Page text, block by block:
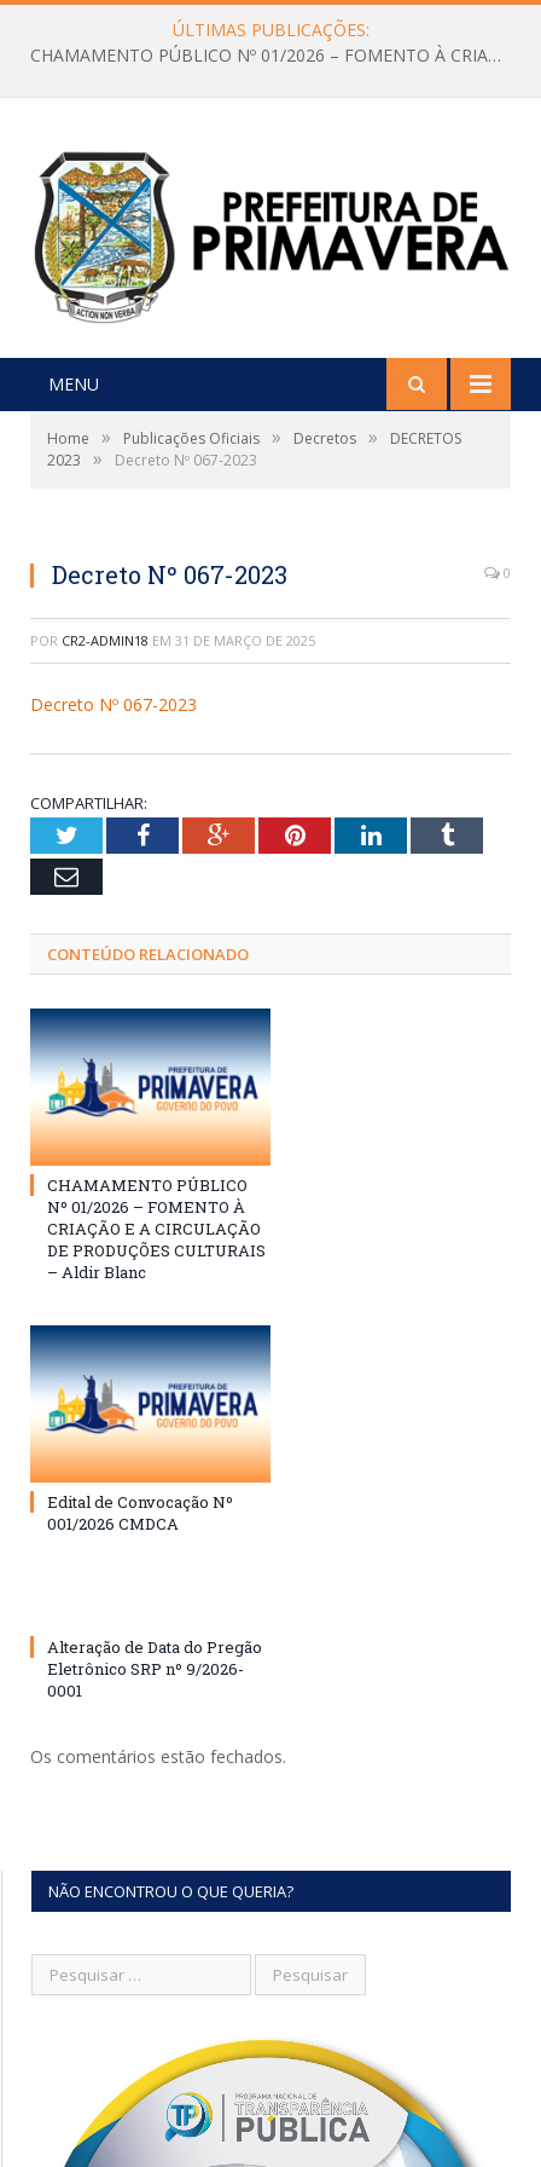
ÚLTIMAS PUBLICAÇÕES:
CHAMAMENTO PÚBLICO Nº 01/2026 – FOMENTO À CRIAÇÃO E A CIRCULAÇÃO DE PRODUÇÕES CULTURAIS – Aldir Blanc
MENU
Home » Publicações Oficiais » Decretos »
DECRETOS
2023
» Decreto Nº 067-2023
Decreto Nº 067-2023 0
POR CR2-ADMIN18 EM 31 DE MARÇO DE 2025
Decreto Nº 067-2023
COMPARTILHAR:
TwitterFacebookGoogle+PinterestLinkedInTumblr
Email
CONTEÚDO RELACIONADO
CHAMAMENTO PÚBLICO
Nº 01/2026 – FOMENTO À
CRIAÇÃO E A CIRCULAÇÃO
DE PRODUÇÕES CULTURAIS
– Aldir Blanc
Edital de Convocação Nº
001/2026 CMDCA
Alteração de Data do Pregão
Eletrônico SRP nº 9/2026-
0001
Os comentários estão fechados.
NÃO ENCONTROU O QUE QUERIA?